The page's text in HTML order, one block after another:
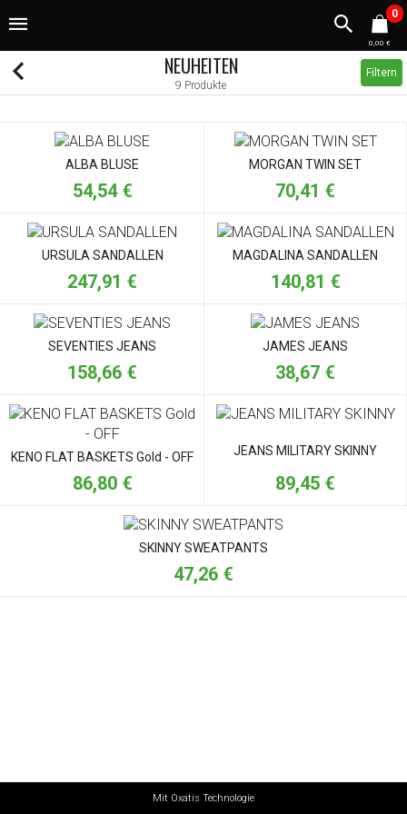
0
0,00 €
NEUHEITEN
9 Produkte
Filtern
ALBA BLUSE
54,54 €
MORGAN TWIN SET
70,41 €
URSULA SANDALLEN
247,91 €
MAGDALINA SANDALLEN
140,81 €
SEVENTIES JEANS
158,66 €
JAMES JEANS
38,67 €
KENO FLAT BASKETS Gold - OFF
86,80 €
JEANS MILITARY SKINNY
89,45 €
SKINNY SWEATPANTS
47,26 €
Mit Oxatis Technologie